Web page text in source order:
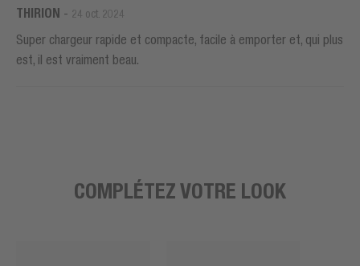
THIRION - 24 oct. 2024
Super chargeur rapide et compacte, facile à emporter et, qui plus
est, il est vraiment beau.
COMPLÉTEZ VOTRE LOOK